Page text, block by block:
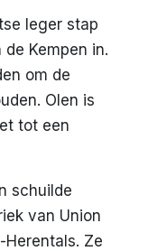
leger stap
Kempen in.
om de
Olen is
tot een
schuilde
van Union
Ze